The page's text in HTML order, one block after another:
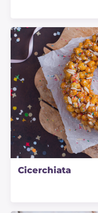
Cicerchiata